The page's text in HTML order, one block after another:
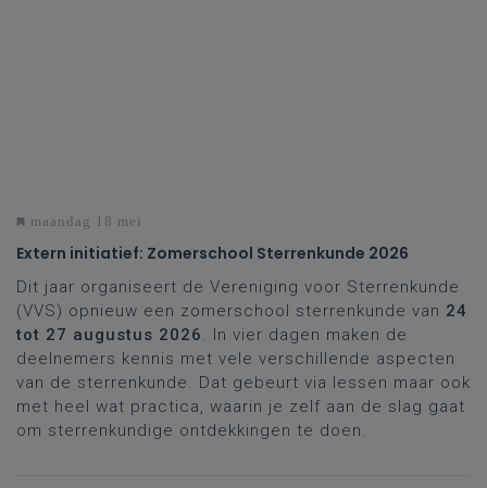
maandag 18 mei
Extern initiatief: Zomerschool Sterrenkunde 2026
Dit jaar organiseert de Vereniging voor Sterrenkunde
(VVS) opnieuw een zomerschool sterrenkunde van 24
tot 27 augustus 2026. In vier dagen maken de
deelnemers kennis met vele verschillende aspecten
van de sterrenkunde. Dat gebeurt via lessen maar ook
met heel wat practica, waarin je zelf aan de slag gaat
om sterrenkundige ontdekkingen te doen.